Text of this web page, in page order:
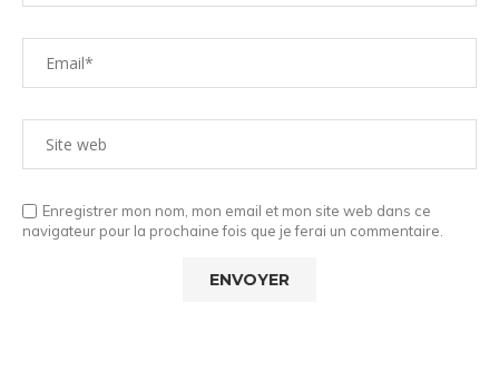
Enregistrer mon nom, mon email et mon site web dans ce
navigateur pour la prochaine fois que je ferai un commentaire.